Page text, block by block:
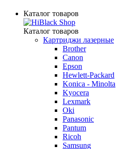
Каталог товаров
Каталог товаров
Картриджи лазерные
Brother
Canon
Epson
Hewlett-Packard
Konica - Minolta
Kyocera
Lexmark
Oki
Panasonic
Pantum
Ricoh
Samsung